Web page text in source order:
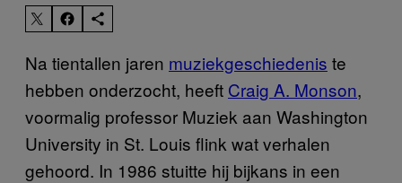
Na tientallen jaren muziekgeschiedenis te
hebben onderzocht, heeft Craig A. Monson,
voormalig professor Muziek aan Washington
University in St. Louis flink wat verhalen
gehoord. In 1986 stuitte hij bijkans in een